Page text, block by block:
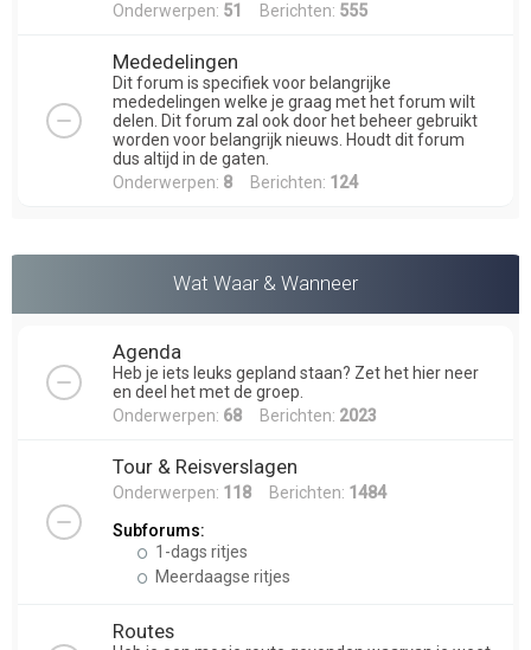
Onderwerpen: 51 Berichten: 555
Mededelingen
Dit forum is specifiek voor belangrijke
mededelingen welke je graag met het forum wilt
delen. Dit forum zal ook door het beheer gebruikt
worden voor belangrijk nieuws. Houdt dit forum
dus altijd in de gaten.
Onderwerpen: 8 Berichten: 124
Wat Waar & Wanneer
Agenda
Heb je iets leuks gepland staan? Zet het hier neer
en deel het met de groep.
Onderwerpen: 68 Berichten: 2023
Tour & Reisverslagen
Onderwerpen: 118 Berichten: 1484
Subforums:
1-dags ritjes
Meerdaagse ritjes
Routes